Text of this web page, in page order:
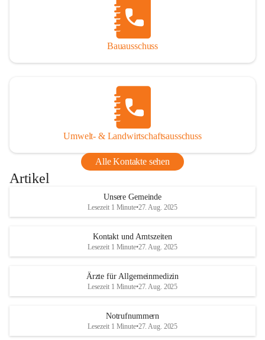
Bauausschuss
Umwelt- & Landwirtschaftsausschuss
Alle Kontakte sehen
Artikel
Unsere Gemeinde
Lesezeit 1 Minute•27. Aug. 2025
Kontakt und Amtszeiten
Lesezeit 1 Minute•27. Aug. 2025
Ärzte für Allgemeinmedizin
Lesezeit 1 Minute•27. Aug. 2025
Notrufnummern
Lesezeit 1 Minute•27. Aug. 2025